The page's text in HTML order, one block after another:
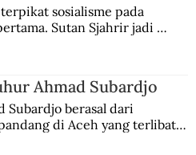
sosialisme pada
Sutan Sjahrir jadi
Ahmad Subardjo
Subardjo berasal dari
di Aceh yang terlibat